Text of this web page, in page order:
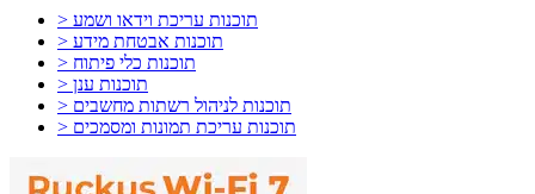
> תוכנות עריכת וידאו ושמע
> תוכנות אבטחת מידע
> תוכנות כלי פיתוח
> תוכנות ענן
> תוכנות לניהול רשתות מחשבים
> תוכנות עריכת תמונות ומסמכים